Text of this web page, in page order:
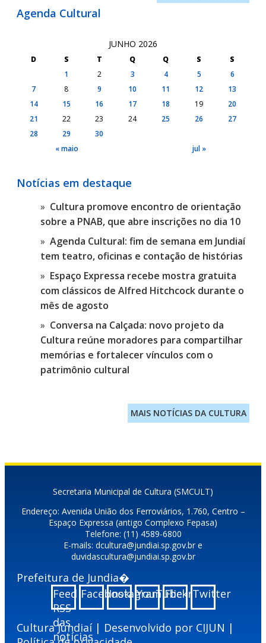
Agenda Cultural
JUNHO 2026
D S T Q Q S
S
1
2 3 4 5
6
7
8 9 10 11 12
13
14
15 16 17 18 19
20
21
22 23 24 25 26
27
28
29
30
« maio
jul »
Notícias em destaque
Cultura promove encontro de orientação
sobre a PNAB, que abre inscrições no dia 10
Agenda Cultural: fim de semana em Jundiaí
tem teatro, oficinas e contação de histórias
Espaço Expressa recebe mostra gratuita
com clássicos de Alfred Hitchcock durante o
mês de agosto
Conversa na Calçada: novo projeto da
Cultura reúne moradores para compartilhar
memórias e fortalecer vínculos com o
patrimônio cultural
MAIS NOTÍCIAS DA CULTURA
Secretaria Municipal de Cultura (SMCULT)
Endereço: Avenida União dos Ferroviários, 1.760, Centro –
Espaço Expressa (antigo Complexo Fepasa)
Telefone: (11) 4589-6800
E-mails: dcultura@jundiai.sp.gov.br e
duvidascultura@jundiai.sp.gov.br
Prefeitura de Jundia�
Feed
RSS
das
notícias
FacebookInstagram
YouTube
FlickrTwitter
Cultura Jundiaí | Desenvolvido por CIJUN |